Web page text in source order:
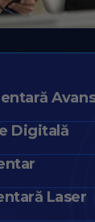
Digitală
Laser